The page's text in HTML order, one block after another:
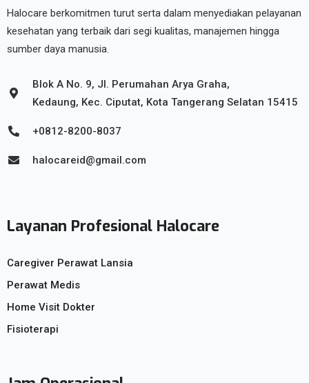
Halocare berkomitmen turut serta dalam menyediakan pelayanan
kesehatan yang terbaik dari segi kualitas, manajemen hingga
sumber daya manusia.
Blok A No. 9, Jl. Perumahan Arya Graha,
Kedaung, Kec. Ciputat, Kota Tangerang Selatan 15415
+0812-8200-8037
halocareid@gmail.com
Layanan Profesional Halocare
Caregiver Perawat Lansia
Perawat Medis
Home Visit Dokter
Fisioterapi